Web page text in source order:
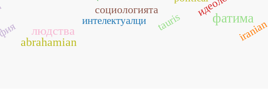
фатима
людства
abrahamian iranian
tauris
социологията
интелектуалци